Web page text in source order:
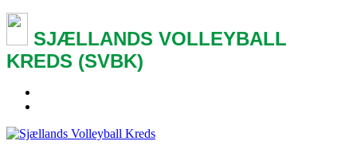
SJÆLLANDS VOLLEYBALL
KREDS (SVBK)